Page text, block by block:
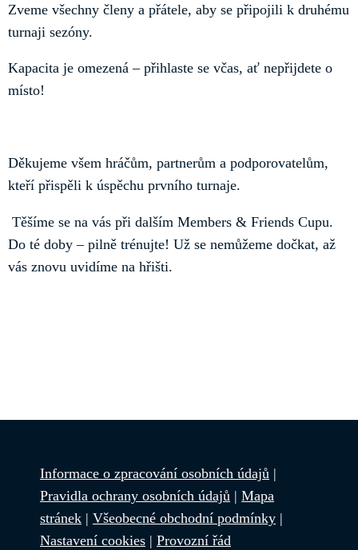
Zveme všechny členy a přátele, aby se připojili k druhému
turnaji sezóny.
Kapacita je omezená – přihlaste se včas, ať nepřijdete o
místo!
Děkujeme všem hráčům, partnerům a podporovatelům,
kteří přispěli k úspěchu prvního turnaje.
Těšíme se na vás při dalším Members & Friends Cupu.
Do té doby – pilně trénujte! Už se nemůžeme dočkat, až
vás znovu uvidíme na hřišti.
Informace o zpracování osobních údajů |
Pravidla ochrany osobních údajů | Mapa
stránek | Všeobecné obchodní podmínky |
Nastavení cookies | Provozní řád